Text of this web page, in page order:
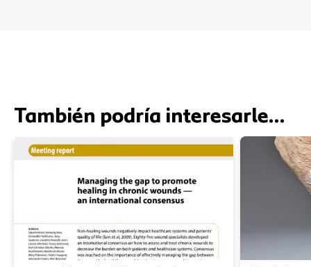
También podría interesarle…